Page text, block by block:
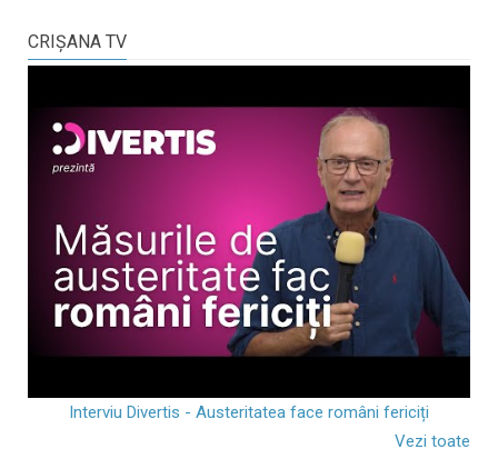
CRIŞANA TV
Interviu Divertis - Austeritatea face români fericiți
Vezi toate